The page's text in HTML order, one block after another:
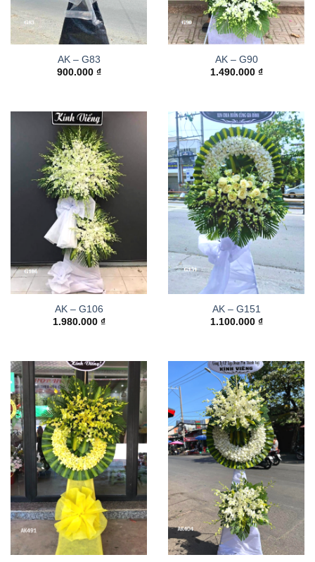
AK – G83
900.000 ₫
AK – G90
1.490.000 ₫
AK – G106
1.980.000 ₫
AK – G151
1.100.000 ₫